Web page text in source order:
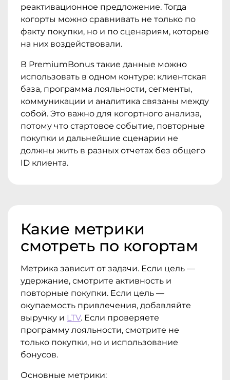
реактивационное предложение. Тогда
когорты можно сравнивать не только по
факту покупки, но и по сценариям, которые
на них воздействовали.
В PremiumBonus такие данные можно
использовать в одном контуре: клиентская
база, программа лояльности, сегменты,
коммуникации и аналитика связаны между
собой. Это важно для когортного анализа,
потому что стартовое событие, повторные
покупки и дальнейшие сценарии не
должны жить в разных отчетах без общего
ID клиента.
Какие метрики
смотреть по когортам
Метрика зависит от задачи. Если цель —
удержание, смотрите активность и
повторные покупки. Если цель —
окупаемость привлечения, добавляйте
выручку и LTV. Если проверяете
программу лояльности, смотрите не
только покупки, но и использование
бонусов.
Основные метрики: